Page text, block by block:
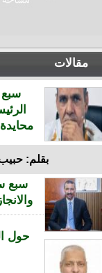
مقالات
بقلم:
سبع
حول